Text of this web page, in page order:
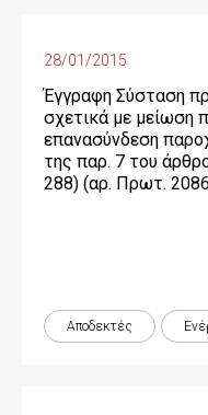
28/01/2015
Έγγραφη Σύσταση
σχετικά με μείωση
επανασύνδεση
της παρ. 7 του
288) (αρ. Πρωτ.
Αποδεκτές